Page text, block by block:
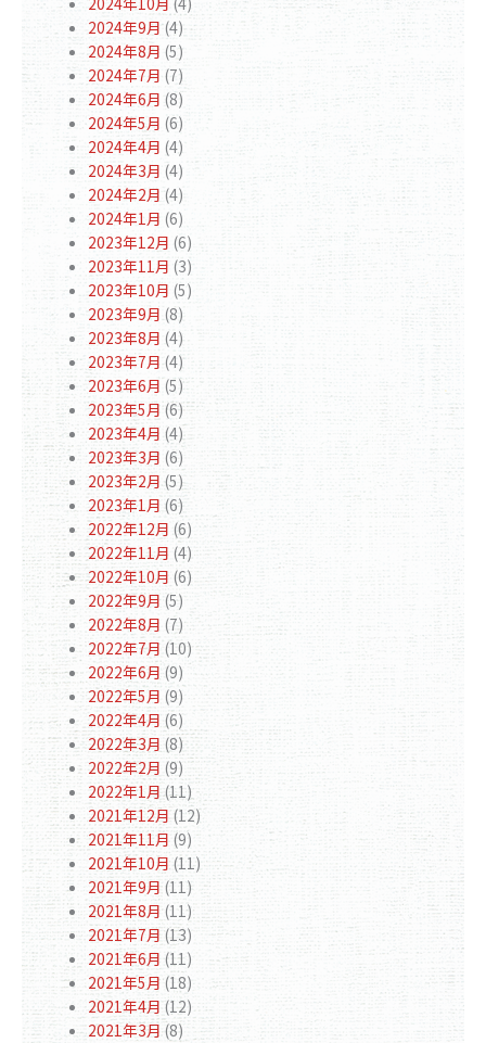
2024年9月(4)
2024年8月 (5)
2024年7月 (7)
2024年6月 (8)
2024年5月 (6)
2024年4月 (4)
2024年3月 (4)
2024年2月 (4)
2024年1月 (6)
2023年12月 (6)
2023年11月 (3)
2023年10月 (5)
2023年9月(8)
2023年8月 (4)
2023年7月(4)
2023年6月 (5)
2023年5月 (6)
2023年4月 (4)
2023年3月 (6)
2023年2月(5)
2023年1月 (6)
2022年12月 (6)
2022年11月 (4)
2022年10月 (6)
2022年9月(5)
2022年8月 (7)
2022年7月(10)
2022年6月 (9)
2022年5月 (9)
2022年4月 (6)
2022年3月 (8)
2022年2月 (9)
2022年1月(11)
2021年12月 (12)
2021年11月 (9)
2021年10月(11)
2021年9月 (11)
2021年8月(11)
2021年7月 (13)
2021年6月 (11)
2021年5月(18)
2021年4月 (12)
2021年3月 (8)